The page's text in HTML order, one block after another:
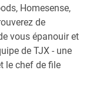
Homesense,
de
vous épanouir et
de TJX - une
le chef de file